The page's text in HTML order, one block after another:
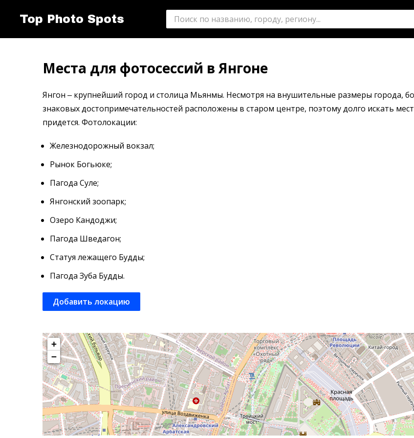
Top Photo Spots
Места для фотосессий в Янгоне
Янгон ‒ крупнейший город и столица Мьянмы. Несмотря на внушительные размеры города,
знаковых достопримечательностей расположены в старом центре, поэтому долго искать
придется. Фотолокации:
Железнодорожный вокзал;
Рынок Богьюке;
Пагода Суле;
Янгонский зоопарк;
Озеро Кандоджи;
Пагода Шведагон;
Статуя лежащего Будды;
Пагода Зуба Будды.
Добавить локацию
+
−